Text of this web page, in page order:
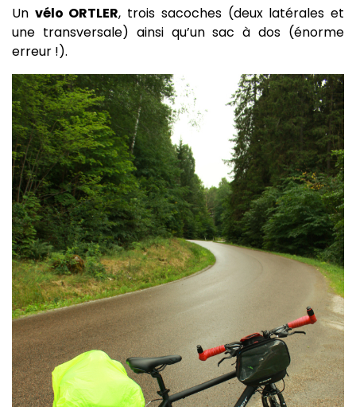
Un vélo ORTLER, trois sacoches (deux latérales et
une transversale) ainsi qu’un sac à dos (énorme
erreur !).